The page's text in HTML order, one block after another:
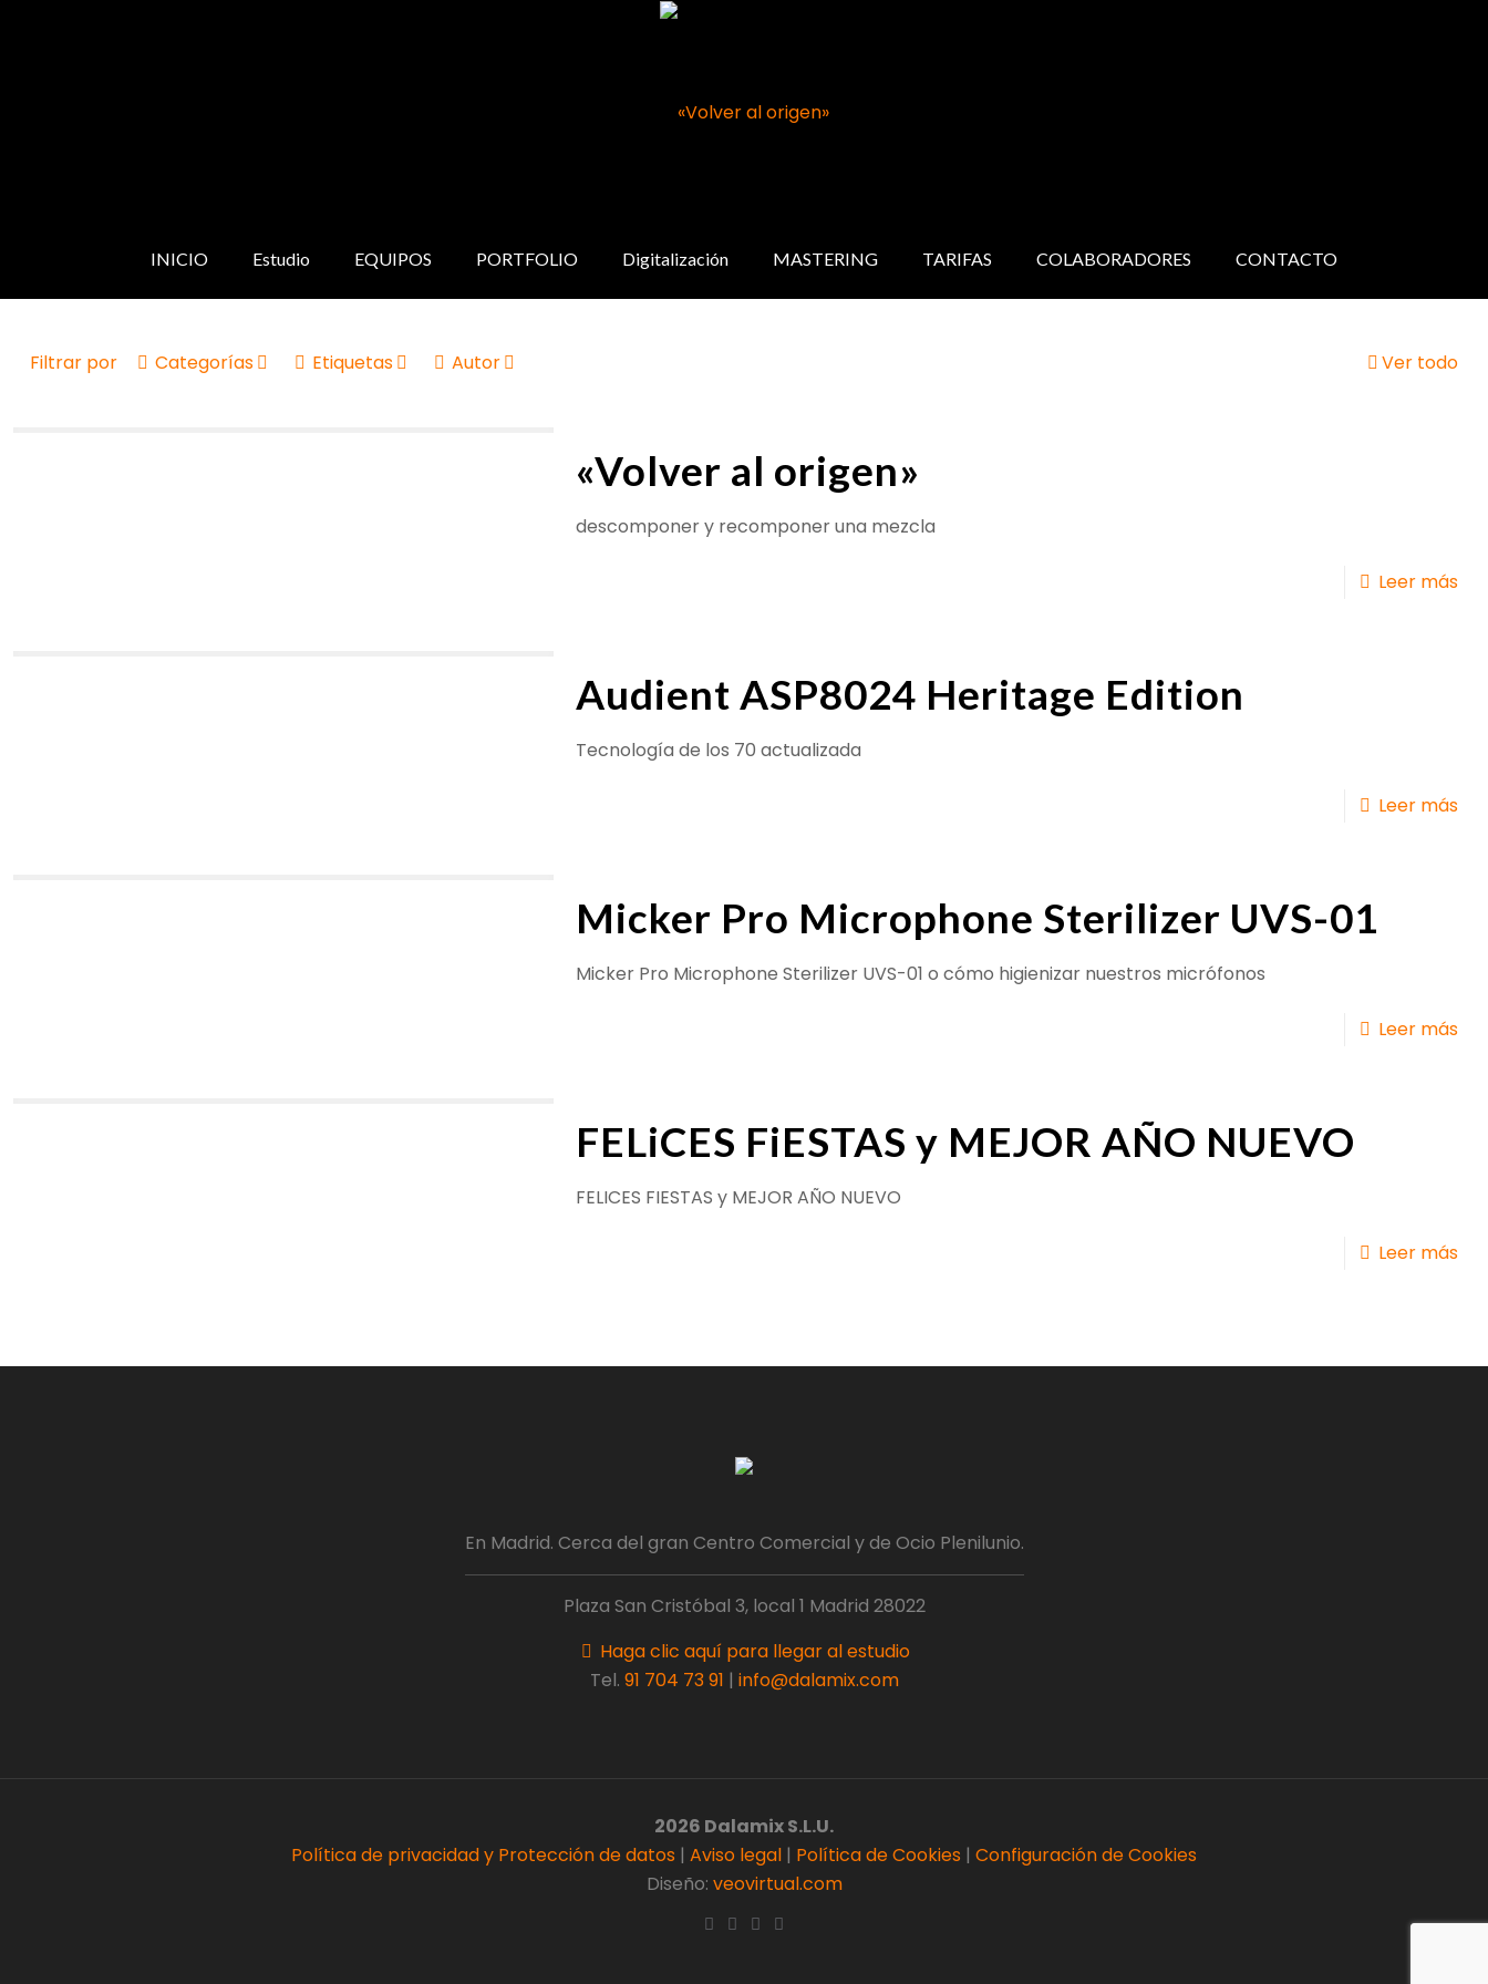
INICIO Estudio EQUIPOS PORTFOLIO Digitalización MASTERING TARIFAS COLABORADORES CONTACTO
Filtrar por Categorías Etiquetas Autor Ver todo
«Volver al origen»
descomponer y recomponer una mezcla
Leer más
Audient ASP8024 Heritage Edition
Tecnología de los 70 actualizada
Leer más
Micker Pro Microphone Sterilizer UVS-01
Micker Pro Microphone Sterilizer UVS-01 o cómo higienizar nuestros micrófonos
Leer más
FELiCES FiESTAS y MEJOR AÑO NUEVO
FELICES FIESTAS y MEJOR AÑO NUEVO
Leer más
En Madrid. Cerca del gran Centro Comercial y de Ocio Plenilunio.
Plaza San Cristóbal 3, local 1 Madrid 28022
Haga clic aquí para llegar al estudio
Tel. 91 704 73 91 | info@dalamix.com
2026 Dalamix S.L.U.
Política de privacidad y Protección de datos | Aviso legal | Política de Cookies | Configuración de Cookies
Diseño: veovirtual.com